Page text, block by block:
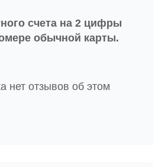
счета на 2 цифры
обычной карты.
нет отзывов об этом